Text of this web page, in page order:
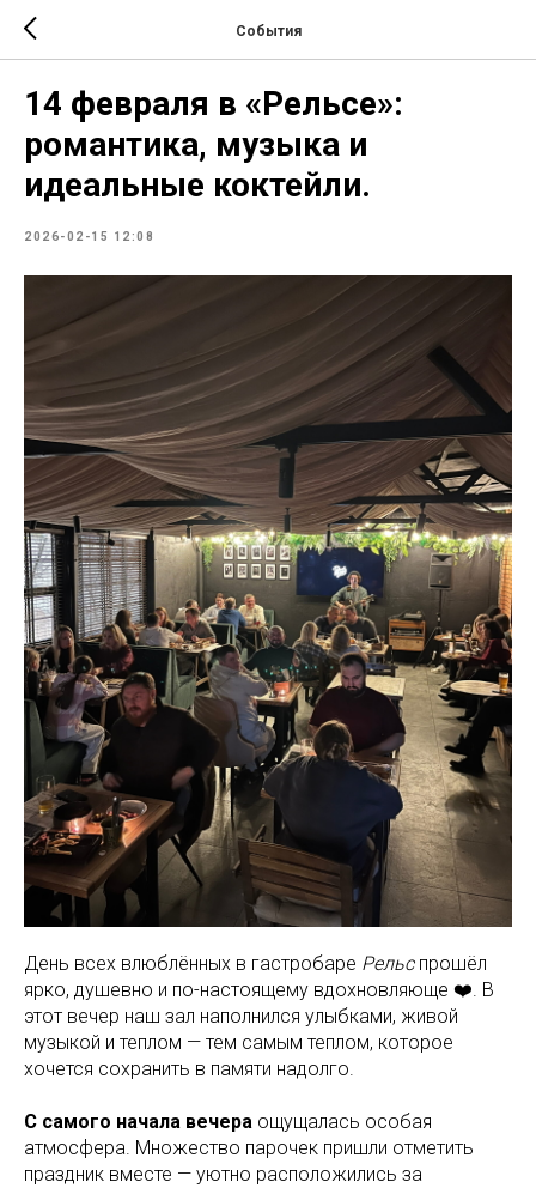
События
14 февраля в «Рельсе»:
романтика, музыка и
идеальные коктейли.
2026-02-15 12:08
День всех влюблённых в гастробаре Рельспрошёл
ярко, душевно и по-настоящему вдохновляюще ❤️. В
этот вечер наш зал наполнился улыбками, живой
музыкой и теплом — тем самым теплом, которое
хочется сохранить в памяти надолго.
С самого начала вечера ощущалась особая
атмосфера. Множество парочек пришли отметить
праздник вместе — уютно расположились за